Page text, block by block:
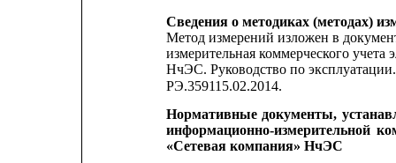
Сведения о методиках (методах)
Метод измерений изложен в
измерительная коммерческого
НчЭС. Руководство по
РЭ.359115.02.2014.
Нормативные документы,
информационно-измерительной
«Сетевая компания» НчЭС